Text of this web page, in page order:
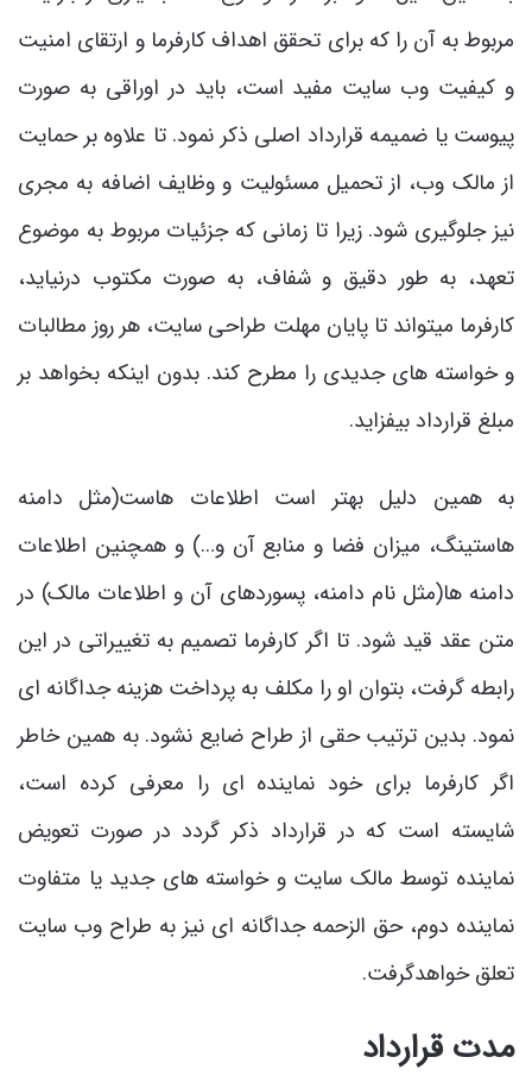
مربوط به آن را که برای تحقق اهداف کارفرما و ارتقای امنیت
و کیفیت وب سایت مفید است، باید در اوراقی به صورت
پیوست یا ضمیمه قرارداد اصلی ذکر نمود. تا علاوه بر حمایت
از مالک وب، از تحمیل مسئولیت و وظایف اضافه به مجری
نیز جلوگیری شود. زیرا تا زمانی که جزئیات مربوط به موضوع
تعهد، به طور دقیق و شفاف، به صورت مکتوب درنیاید،
کارفرما می­تواند تا پایان مهلت طراحی سایت، هر روز مطالبات
و خواسته های جدیدی را مطرح کند. بدون اینکه بخواهد بر
مبلغ قرارداد بیفزاید.
به همین دلیل بهتر است اطلاعات هاست(مثل دامنه
هاستینگ، میزان فضا و منابع آن و…) و همچنین اطلاعات
دامنه ها(مثل نام دامنه، پسوردهای آن و اطلاعات مالک) در
متن عقد قید شود. تا اگر کارفرما تصمیم به تغییراتی در این
رابطه گرفت، بتوان او را مکلف به پرداخت هزینه جداگانه ای
نمود. بدین ترتیب حقی از طراح ضایع نشود. به همین خاطر
اگر کارفرما برای خود نماینده ای را معرفی کرده است،
شایسته است که در قرارداد ذکر گردد در صورت تعویض
نماینده توسط مالک سایت و خواسته های جدید یا متفاوت
نماینده دوم، حق الزحمه جداگانه ای نیز به طراح وب سایت
تعلق خواهدگرفت.
مدت قرارداد